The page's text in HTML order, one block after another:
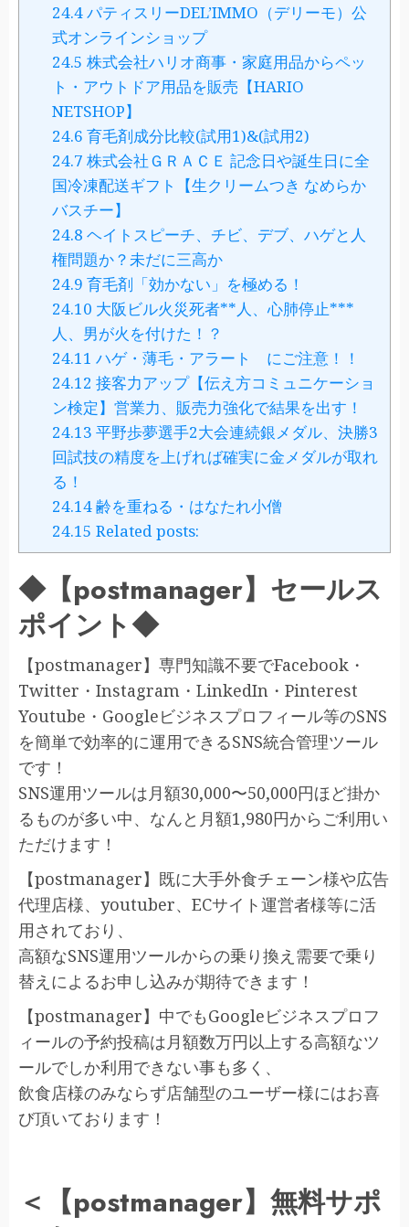
24.4パティスリーDEL’IMMO（デリーモ）公
式オンラインショップ
24.5 株式会社ハリオ商事・家庭用品からペッ
ト・アウトドア用品を販売【HARIO
NETSHOP】
24.6 育毛剤成分比較(試用1)&(試用2)
24.7 株式会社ＧＲＡＣＥ 記念日や誕生日に全
国冷凍配送ギフト【生クリームつき なめらか
バスチー】
24.8 ヘイトスピーチ、チビ、デブ、ハゲと人
権問題か？未だに三高か
24.9 育毛剤「効かない」を極める！
24.10 大阪ビル火災死者**人、心肺停止***
人、男が火を付けた！？
24.11 ハゲ・薄毛・アラート にご注意！！
24.12 接客力アップ【伝え方コミュニケーショ
ン検定】営業力、販売力強化で結果を出す！
24.13 平野歩夢選手2大会連続銀メダル、決勝3
回試技の精度を上げれば確実に金メダルが取れ
る！
24.14齢を重ねる・はなたれ小僧
24.15 Related posts:
◆【postmanager】セールス
ポイント◆
【postmanager】専門知識不要でFacebook・
Twitter・Instagram・LinkedIn・Pinterest
Youtube・Googleビジネスプロフィール等のSNS
を簡単で効率的に運用できるSNS統合管理ツール
です！
SNS運用ツールは月額30,000〜50,000円ほど掛か
るものが多い中、なんと月額1,980円からご利用い
ただけます！
【postmanager】既に大手外食チェーン様や広告
代理店様、youtuber、ECサイト運営者様等に活
用されており、
高額なSNS運用ツールからの乗り換え需要で乗り
替えによるお申し込みが期待できます！
【postmanager】中でもGoogleビジネスプロフ
ィールの予約投稿は月額数万円以上する高額なツ
ールでしか利用できない事も多く、
飲食店様のみならず店舗型のユーザー様にはお喜
び頂いております！
＜【postmanager】無料サポ